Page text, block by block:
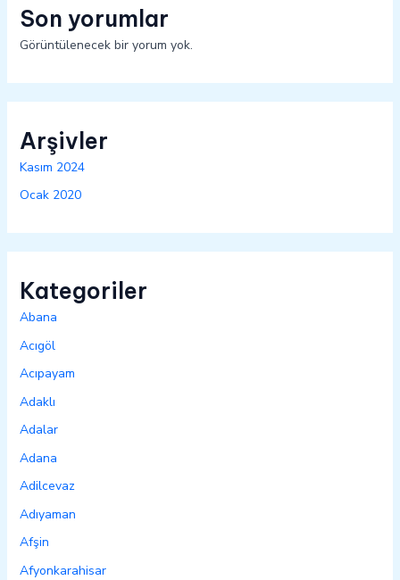
Son yorumlar
Görüntülenecek bir yorum yok.
Arşivler
Kasım 2024
Ocak 2020
Kategoriler
Abana
Acıgöl
Acıpayam
Adaklı
Adalar
Adana
Adilcevaz
Adıyaman
Afşin
Afyonkarahisar